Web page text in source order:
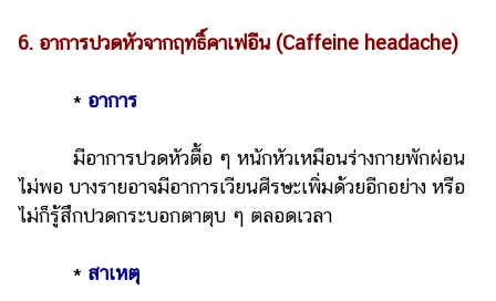
6. อาการปวดหัวจากฤทธิ์คาเฟอีน (Caffeine headache)
* อาการ
มีอาการปวดหัวตื้อ ๆ หนักหัวเหมือนร่างกายพักผ่อน
ไม่พอ บางรายอาจมีอาการเวียนศีรษะเพิ่มด้วยอีกอย่าง หรือ
ไม่ก็รู้สึกปวดกระบอกตาตุบ ๆ ตลอดเวลา
* สาเหตุ